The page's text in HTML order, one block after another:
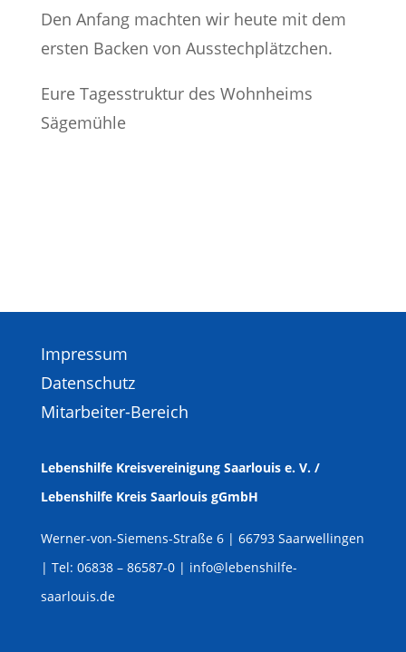
Den Anfang machten wir heute mit dem
ersten Backen von Ausstechplätzchen.
Eure Tagesstruktur des Wohnheims
Sägemühle
Impressum
Datenschutz
Mitarbeiter-Bereich
Lebenshilfe Kreisvereinigung Saarlouis e. V. /
Lebenshilfe Kreis Saarlouis gGmbH
Werner-von-Siemens-Straße 6| 66793 Saarwellingen
| Tel: 06838 – 86587-0 | info@lebenshilfe-
saarlouis.de